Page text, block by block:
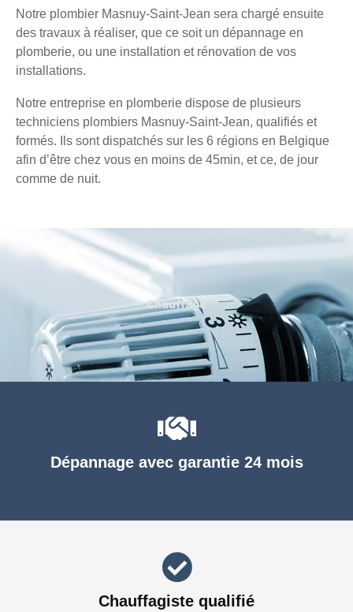
Notre plombier Masnuy-Saint-Jean sera chargé ensuite
des travaux à réaliser, que ce soit un dépannage en
plomberie, ou une installation et rénovation de vos
installations.
Notre entreprise en plomberie dispose de plusieurs
techniciens plombiers Masnuy-Saint-Jean, qualifiés et
formés. Ils sont dispatchés sur les 6 régions en Belgique
afin d’être chez vous en moins de 45min, et ce, de jour
comme de nuit.
Dépannage avec garantie 24 mois
Chauffagiste qualifié
Chauffage